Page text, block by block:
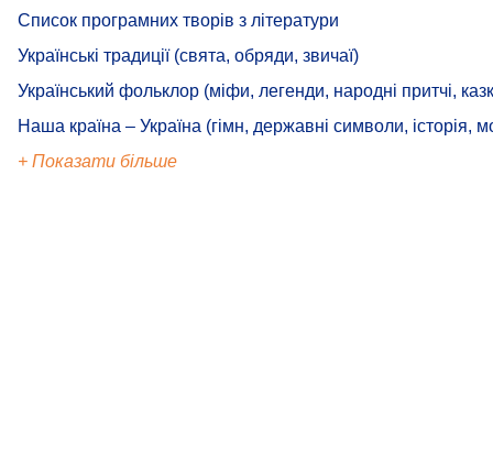
Список програмних творів з літератури
Українські традиції (свята, обряди, звичаї)
Український фольклор (міфи, легенди, народні притчі,
Наша країна – Україна (гімн, державні символи, історія,
+ Показати більше